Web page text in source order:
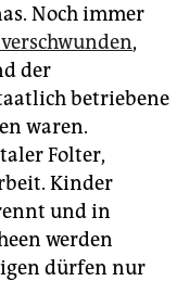
Noch immer
,
der
betriebene
waren.
Folter,
Kinder
und in
werden
dürfen nur